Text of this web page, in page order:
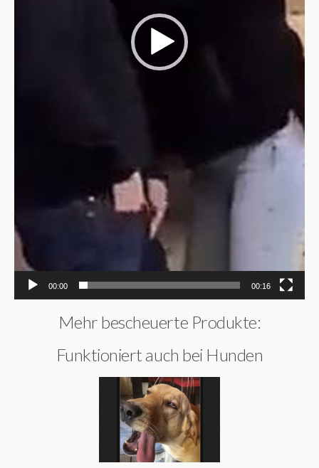
00:00 00:16
Mehr bescheuerte Produkte:
Funktioniert auch bei Hunden